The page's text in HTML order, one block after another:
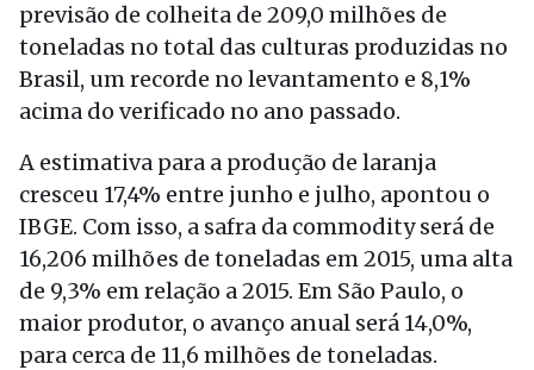
previsão de colheita de 209,0 milhões de
toneladas no total das culturas produzidas no
Brasil, um recorde no levantamento e 8,1%
acima do verificado no ano passado.
A estimativa para a produção de laranja
cresceu 17,4% entre junho e julho, apontou o
IBGE. Com isso, a safra da commodity será de
16,206 milhões de toneladas em 2015, uma alta
de 9,3% em relação a 2015. Em São Paulo, o
maior produtor, o avanço anual será 14,0%,
para cerca de 11,6 milhões de toneladas.